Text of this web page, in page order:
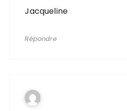
Jacqueline
Répondre